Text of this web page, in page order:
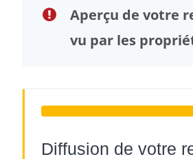
Aperçu de votre
vu par les
Diffusion de votre